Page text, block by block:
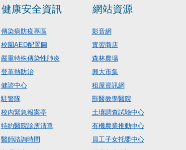
健康安全資訊
傳染病防疫專區
校園AED配置圖
嚴重特殊傳染性肺炎
登革熱防治
健諮中心
駐警隊
校內緊急報案亭
特約醫院診所清單
醫師諮詢時間
網站資源
影音網
實習商店
森林農場
興大市集
租屋資訊網
獸醫教學醫院
土壤調查試驗中心
有機農業推動中心
員工子女托嬰中心